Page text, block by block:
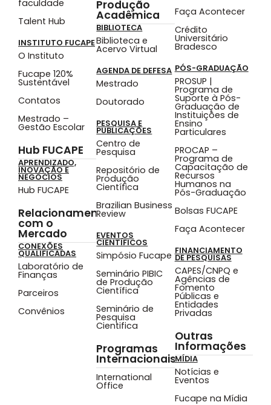
faculdade
Talent Hub
INSTITUTO FUCAPE
O Instituto
Fucape 120%
Sustentável
Contatos
Mestrado –
Gestão Escolar
Hub FUCAPE
APRENDIZADO,
INOVAÇÃO E
NEGÓCIOS
Hub FUCAPE
Relacionamento
com o
Mercado
CONEXÕES
QUALIFICADAS
Laboratório de
Finanças
Parceiros
Convênios
Produção
Acadêmica
BIBLIOTECA
Biblioteca e
Acervo Virtual
AGENDA DE DEFESA
Mestrado
Doutorado
PESQUISA E
PUBLICAÇÕES
Centro de
Pesquisa
Repositório de
Produção
Científica
Brazilian Business
Review
EVENTOS
CIENTÍFICOS
Simpósio Fucape
Seminário PIBIC
de Produção
Científica
Seminário de
Pesquisa
Cientifica
Programas
Internacionais
International
Office
Faça Acontecer
Crédito
Universitário
Bradesco
PÓS-GRADUAÇÃO
PROSUP |
Programa de
Suporte à Pós-
Graduação de
Instituições de
Ensino
Particulares
PROCAP –
Programa de
Capacitação de
Recursos
Humanos na
Pós-Graduação
Bolsas FUCAPE
Faça Acontecer
FINANCIAMENTO
DE PESQUISAS
CAPES/CNPQ e
Agências de
Fomento
Públicas e
Entidades
Privadas
Outras
Informações
MÍDIA
Notícias e
Eventos
Fucape na Mídia